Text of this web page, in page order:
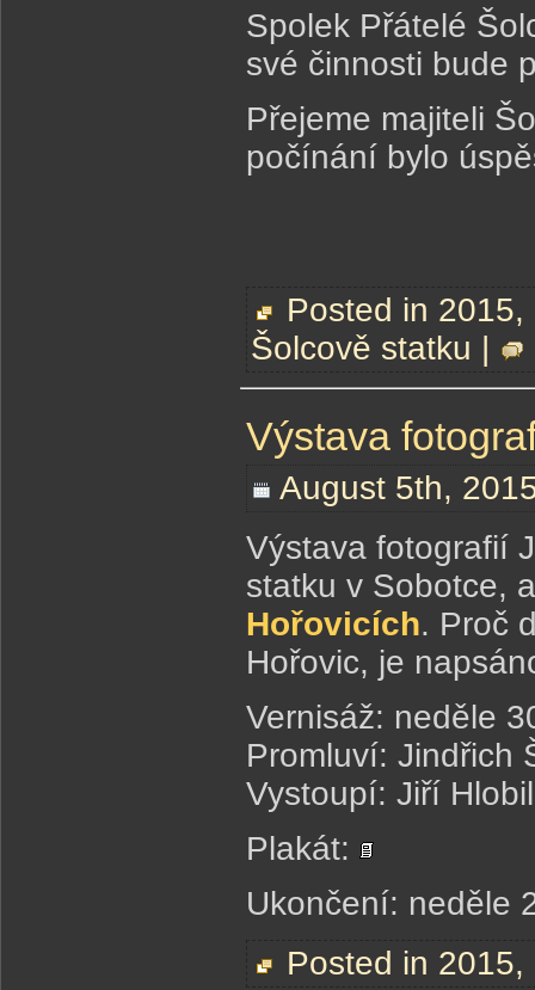
Spolek Přátelé
své činnosti bude
Přejeme majiteli
počínání bylo
Posted in 2015,
Šolcově statku |
Výstava
August 5th,
Výstava fotografií
statku v Sobotce,
Hořovicích. Proč
Hořovic, je
Vernisáž: neděle
Promluví: Jindřich
Vystoupí: Jiří Hlobil
Plakát:
Ukončení: neděle
Posted in 2015,